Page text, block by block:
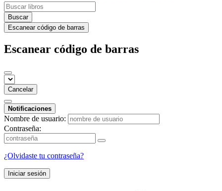
Buscar
Escanear código de barras
Escanear código de barras
Cancelar
Notificaciones
Nombre de usuario:
Contraseña:
¿Olvidaste tu contraseña?
Iniciar sesión